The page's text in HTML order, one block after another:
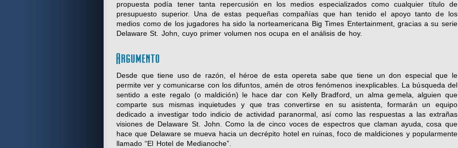
propuesta podía tener tanta repercusión en los medios especializados como cualquier título de
presupuesto superior. Una de estas pequeñas compañías que han tenido el apoyo tanto de los
medios como de los jugadores ha sido la norteamericana Big Times Entertainment, gracias a su serie
Delaware St. John, cuyo primer volumen nos ocupa en el análisis de hoy.
Desde que tiene uso de razón, el héroe de esta opereta sabe que tiene un don especial que le
permite ver y comunicarse con los difuntos, amén de otros fenómenos inexplicables. La búsqueda del
sentido a este regalo (o maldición) le hace dar con Kelly Bradford, un alma gemela, alguien que
comparte sus mismas inquietudes y que tras convertirse en su asistenta, formarán un equipo
dedicado a investigar todo indicio de actividad paranormal, así como las respuestas a las extrañas
visiones de Delaware St. John. Como la de cinco voces de espectros que claman ayuda, cosa que
hace que Delaware se mueva hacia un decrépito hotel en ruinas, foco de maldiciones y popularmente
llamado “El Hotel de Medianoche”.